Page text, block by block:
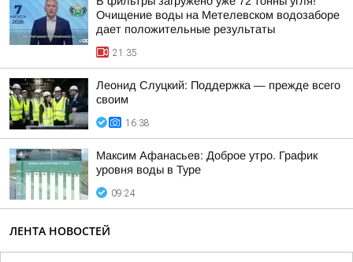
Очищение воды на Метелевском водозаборе
дает положительные результаты
21:35
Леонид Слуцкий: Поддержка — прежде всего
своим
16:38
Максим Афанасьев: Доброе утро. График
уровня воды в Туре
09:24
ЛЕНТА НОВОСТЕЙ